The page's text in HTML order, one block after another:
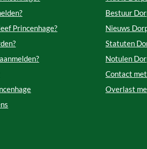
Princenhage?
Bestuur
Nieuws
Statuten
Notulen
Contact
Overlast